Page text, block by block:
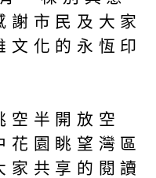
謝市民及大家
文化的永恆印
空半開放空
花園眺望灣區
家共享的閱讀